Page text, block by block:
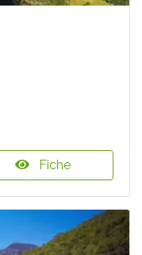
Fiche